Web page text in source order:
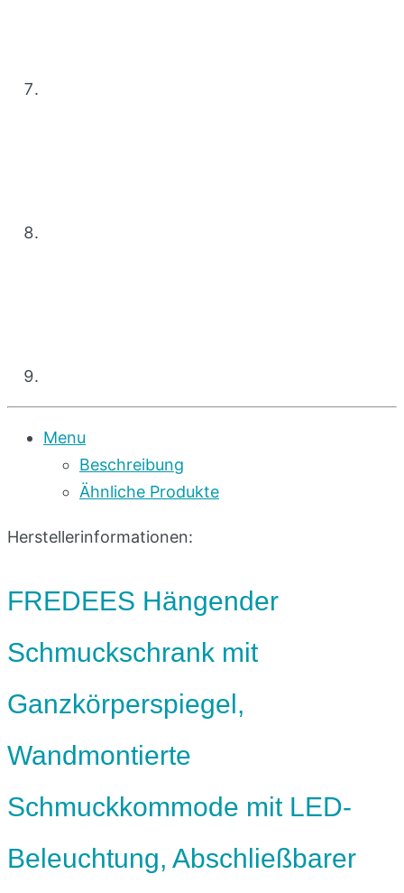
Menu
Beschreibung
Ähnliche Produkte
Herstellerinformationen:
FREDEES Hängender
Schmuckschrank mit
Ganzkörperspiegel,
Wandmontierte
Schmuckkommode mit LED-
Beleuchtung, Abschließbarer